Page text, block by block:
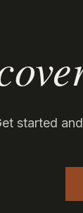
started